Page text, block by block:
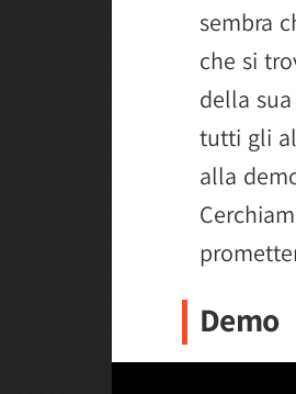
sembra
che si
della
tutti gli
alla
Demo